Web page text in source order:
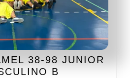
38-98 JUNIOR
B